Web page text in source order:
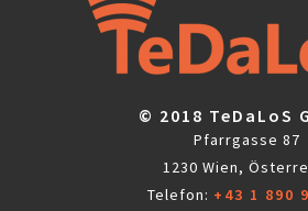
© 2018 TeDaLoS
Pfarrgasse 87
1230 Wien,
Telefon: +43 1 890